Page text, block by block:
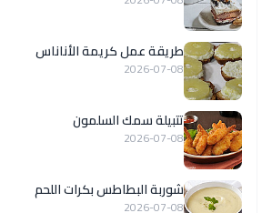
طريقة عمل كريمة الأناناس
2026-07-08
تتبيلة سمك السلمون
2026-07-08
شوربة البطاطس بكرات اللحم
2026-07-08